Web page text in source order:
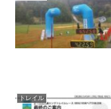
トレイル